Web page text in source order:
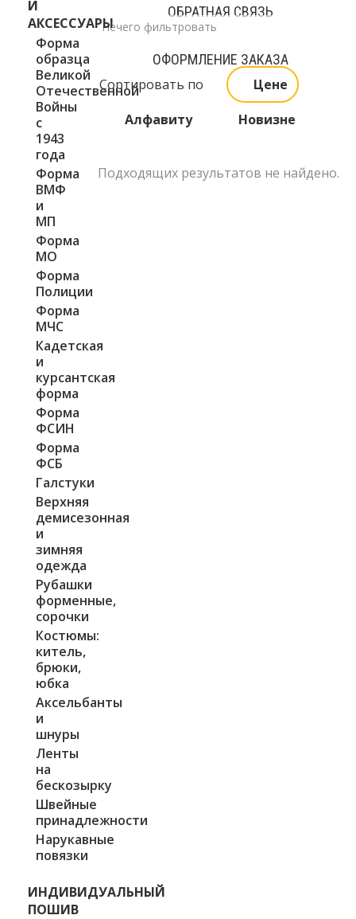
ОБРАТНАЯ СВЯЗЬ
ОФОРМЛЕНИЕ ЗАКАЗА
И
АКСЕССУАРЫ
Форма
образца
Великой
Отечественной
Войны
с
1943
года
Форма
ВМФ
и
МП
Форма
МО
Форма
Полиции
Форма
МЧС
Кадетская
и
курсантская
форма
Форма
ФСИН
Форма
ФСБ
Галстуки
Верхняя
демисезонная
и
зимняя
одежда
Рубашки
форменные,
сорочки
Костюмы:
китель,
брюки,
юбка
Аксельбанты
и
шнуры
Ленты
на
бескозырку
Швейные
принадлежности
Нарукавные
повязки
ИНДИВИДУАЛЬНЫЙ
ПОШИВ
Нечего фильтровать
Сортировать по
Цене
Алфавиту
Новизне
Подходящих результатов не найдено.